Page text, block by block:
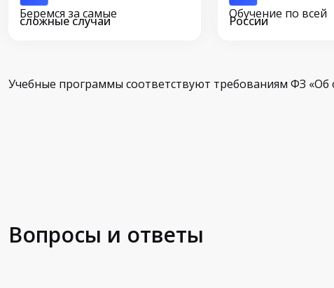
Беремся за самые
сложные случаи Обучение по всей
России
Учебные программы соответствуют требованиям ФЗ
Вопросы и ответы